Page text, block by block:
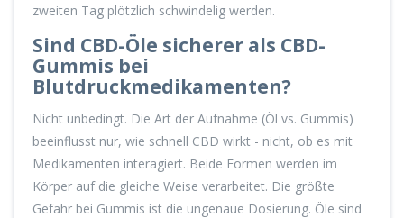
zweiten Tag plötzlich schwindelig werden.
Sind CBD-Öle sicherer als CBD-
Gummis bei
Blutdruckmedikamenten?
Nicht unbedingt. Die Art der Aufnahme (Öl vs. Gummis)
beeinflusst nur, wie schnell CBD wirkt - nicht, ob es mit
Medikamenten interagiert. Beide Formen werden im
Körper auf die gleiche Weise verarbeitet. Die größte
Gefahr bei Gummis ist die ungenaue Dosierung. Öle sind